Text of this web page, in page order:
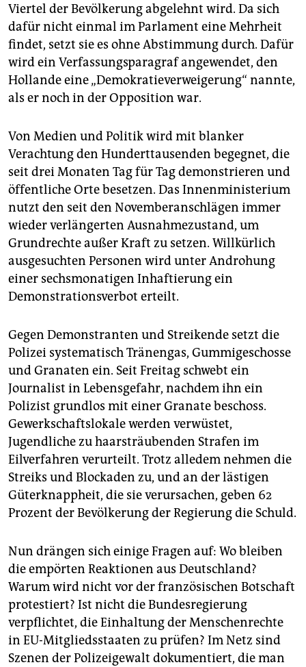
genossenschaft
epaper login
Viertel der Bevölkerung abgelehnt wird. Da sich
dafür nicht einmal im Parlament eine Mehrheit
findet, setzt sie es ohne Abstimmung durch. Dafür
wird ein Verfassungsparagraf angewendet, den
Hollande eine „Demokratieverweigerung“ nannte,
als er noch in der Opposition war.
Von Medien und Politik wird mit blanker
Verachtung den Hunderttausenden begegnet, die
seit drei Monaten Tag für Tag demonstrieren und
öffentliche Orte besetzen. Das Innenministerium
nutzt den seit den Novemberanschlägen immer
wieder verlängerten Ausnahmezustand, um
Grundrechte außer Kraft zu setzen. Willkürlich
ausgesuchten Personen wird unter Androhung
einer sechsmonatigen Inhaftierung ein
Demonstrationsverbot erteilt.
Gegen Demonstranten und Streikende setzt die
Polizei systematisch Tränengas, Gummigeschosse
und Granaten ein. Seit Freitag schwebt ein
Journalist in Lebensgefahr, nachdem ihn ein
Polizist grundlos mit einer Granate beschoss.
Gewerkschaftslokale werden verwüstet,
Jugendliche zu haarsträubenden Strafen im
Eilverfahren verurteilt. Trotz alledem nehmen die
Streiks und Blockaden zu, und an der lästigen
Güterknappheit, die sie verursachen, geben 62
Prozent der Bevölkerung der Regierung die Schuld.
Nun drängen sich einige Fragen auf: Wo bleiben
die empörten Reaktionen aus Deutschland?
Warum wird nicht vor der französischen Botschaft
protestiert? Ist nicht die Bundesregierung
verpflichtet, die Einhaltung der Menschenrechte
in EU-Mitgliedsstaaten zu prüfen? Im Netz sind
Szenen der Polizeigewalt dokumentiert, die man